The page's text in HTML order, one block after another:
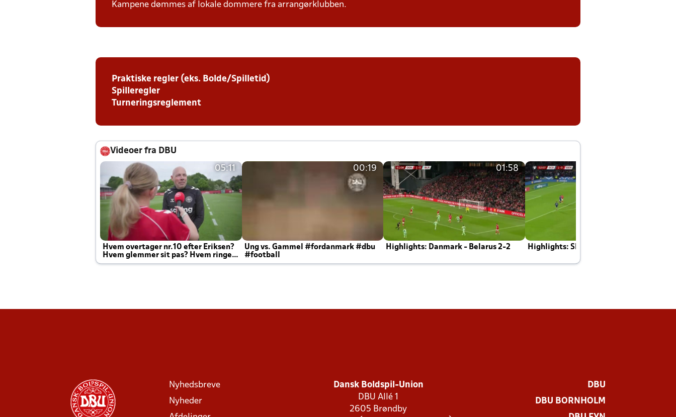
Kampene dømmes af lokale dommere fra arrangørklubben.
Praktiske regler (eks. Bolde/Spilletid)
Spilleregler
Turneringsreglement
Videoer fra DBU
05:11
Hvem overtager nr.10 efter Eriksen?
Hvem glemmer sit pas? Hvem ringer
Joachim altid til efter kampe?
00:19
Ung vs. Gammel #fordanmark #dbu
#football
01:58
Highlights: Danmark - Belarus 2-2 Highlights: Skotland - Danmark 4-2
Nyhedsbreve
Nyheder
Dansk Boldspil-Union
DBU Allé 1
2605 Brøndby
DBU
DBU BORNHOLM